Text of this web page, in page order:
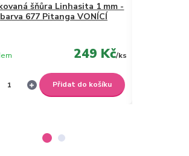
šňůra Linhasita 1 mm -
barva 677 Pitanga VONÍCÍ
249 Kč/ks
Přidat do košíku